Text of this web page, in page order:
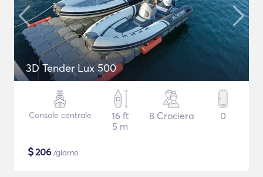
3D Tender Lux 500
Console centrale
16 ft
5 m
8 Crociera 0
$206 /giorno